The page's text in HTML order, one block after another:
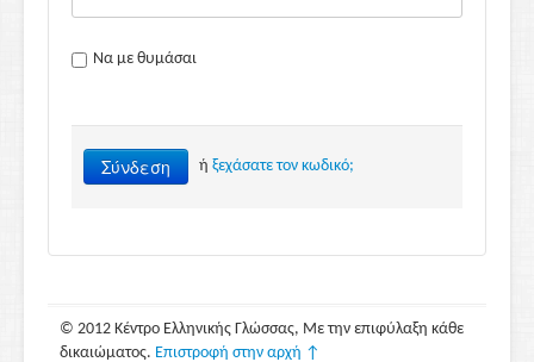
Να με θυμάσαι
Σύνδεση ή ξεχάσατε τον κωδικό;
© 2012 Κέντρο Ελληνικής Γλώσσας, Με την επιφύλαξη κάθε
δικαιώματος. Επιστροφή στην αρχή ↑